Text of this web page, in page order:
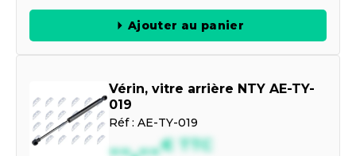
Ajouter au panier
Vérin, vitre arrière NTY AE-TY-
019
Réf : AE-TY-019
€ TTC